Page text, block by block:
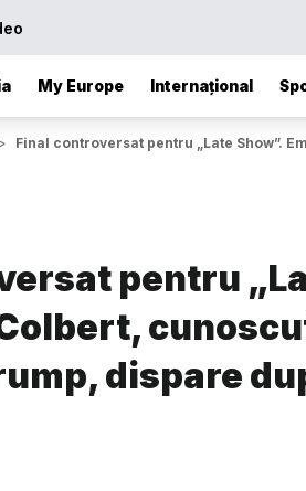
My Europe Internațional
> Final controversat pentru „Late Show”.
pentru
dispare